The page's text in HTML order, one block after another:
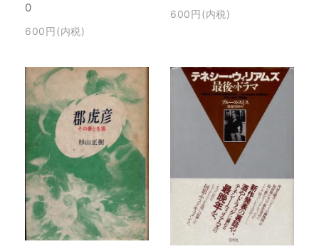
0
600円(内税)
600円(内税)